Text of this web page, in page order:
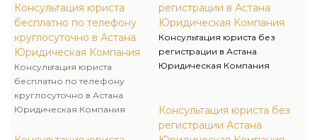
Консультация юриста
бесплатно по телефону
круглосуточно в Астана
Юридическая Компания
Консультация юриста
бесплатно по телефону
круглосуточно в Астана
Юридическая Компания
регистрации в Астана
Юридическая Компания
Консультация юриста без
регистрации в Астана
Юридическая Компания
Консультация юриста без
регистрации Астана